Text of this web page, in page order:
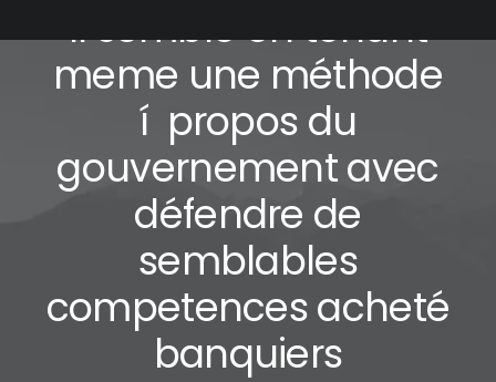
Il semble en tenant
meme une méthode
í propos du
gouvernement avec
défendre de
semblables
competences acheté
banquiers